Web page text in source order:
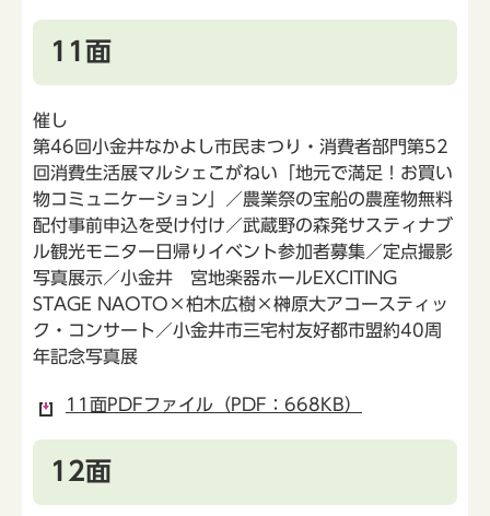
11面
催し
第46回小金井なかよし市民まつり・消費者部門第52
回消費生活展マルシェこがねい「地元で満足！お買い
物コミュニケーション」／農業祭の宝船の農産物無料
配付事前申込を受け付け／武蔵野の森発サスティナブ
ル観光モニター日帰りイベント参加者募集／定点撮影
写真展示／小金井 宮地楽器ホールEXCITING
STAGE NAOTO×柏木広樹×榊原大アコースティッ
ク・コンサート／小金井市三宅村友好都市盟約40周
年記念写真展
11面PDFファイル（PDF：668KB）
12面